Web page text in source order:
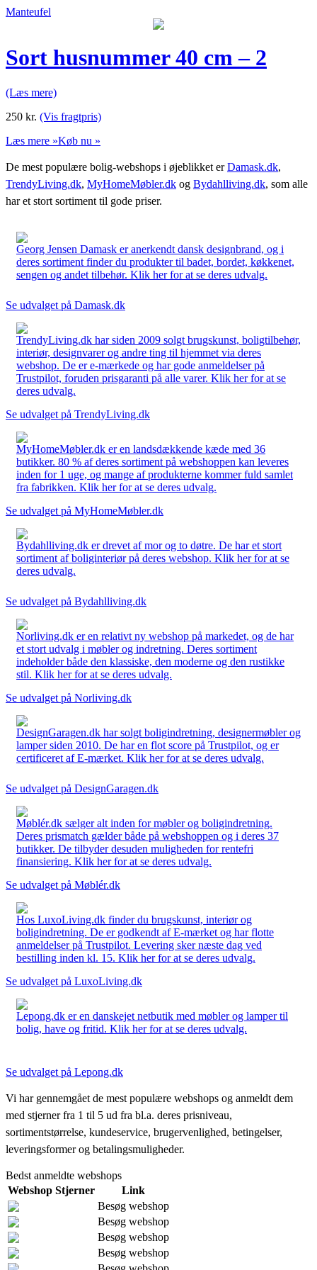
Manteufel
Sort husnummer 40 cm – 2
(Læs mere)
250 kr. (Vis fragtpris)
Læs mere »Køb nu »
De mest populære bolig-webshops i øjeblikket erDamask.dk,
TrendyLiving.dk, MyHomeMøbler.dk og Bydahlliving.dk, som alle
har et stort sortiment til gode priser.
Georg Jensen Damask er anerkendt dansk designbrand, og i
deres sortiment finder du produkter til badet, bordet, køkkenet,
sengen og andet tilbehør. Klik her for at se deres udvalg.
Se udvalget på Damask.dk
TrendyLiving.dk har siden 2009 solgt brugskunst, boligtilbehør,
interiør, designvarer og andre ting til hjemmet via deres
webshop. De er e-mærkede og har gode anmeldelser på
Trustpilot, foruden prisgaranti på alle varer. Klik her for at se
deres udvalg.
Se udvalget på TrendyLiving.dk
MyHomeMøbler.dk er en landsdækkende kæde med 36
butikker. 80 % af deres sortiment på webshoppen kan leveres
inden for 1 uge, og mange af produkterne kommer fuld samlet
fra fabrikken. Klik her for at se deres udvalg.
Se udvalget på MyHomeMøbler.dk
Bydahlliving.dk er drevet af mor og to døtre. De har et stort
sortiment af boliginteriør på deres webshop. Klik her for at se
deres udvalg.
Se udvalget på Bydahlliving.dk
Norliving.dk er en relativt ny webshop på markedet, og de har
et stort udvalg i møbler og indretning. Deres sortiment
indeholder både den klassiske, den moderne og den rustikke
stil. Klik her for at se deres udvalg.
Se udvalget på Norliving.dk
DesignGaragen.dk har solgt boligindretning, designermøbler og
lamper siden 2010. De har en flot score på Trustpilot, og er
certificeret af E-mærket. Klik her for at se deres udvalg.
Se udvalget på DesignGaragen.dk
Møblér.dk sælger alt inden for møbler og boligindretning.
Deres prismatch gælder både på webshoppen og i deres 37
butikker. De tilbyder desuden muligheden for rentefri
finansiering. Klik her for at se deres udvalg.
Se udvalget på Møblér.dk
Hos LuxoLiving.dk finder du brugskunst, interiør og
boligindretning. De er godkendt af E-mærket og har flotte
anmeldelser på Trustpilot. Levering sker næste dag ved
bestilling inden kl. 15. Klik her for at se deres udvalg.
Se udvalget på LuxoLiving.dk
Lepong.dk er en danskejet netbutik med møbler og lamper til
bolig, have og fritid. Klik her for at se deres udvalg.
Se udvalget på Lepong.dk
Vi har gennemgået de mest populære webshops og anmeldt dem
med stjerner fra 1 til 5 ud fra bl.a. deres prisniveau,
sortimentstørrelse, kundeservice, brugervenlighed, betingelser,
leveringsformer og betalingsmuligheder.
Bedst anmeldte webshops
Webshop Stjerner
Link
Besøg webshop
Besøg webshop
Besøg webshop
Besøg webshop